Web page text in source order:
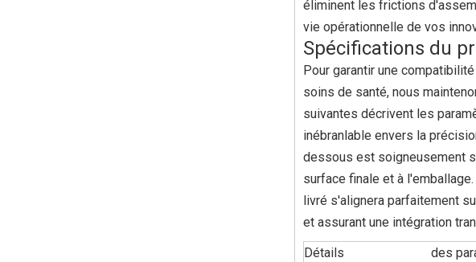
éliminent les frictions
vie opérationnelle de vos
Spécifications du
Pour garantir une
soins de santé, nous
suivantes décrivent les
inébranlable envers la
dessous est soigneusement
surface finale et à
livré s'alignera parfaitement
et assurant une intégration
Détails
des